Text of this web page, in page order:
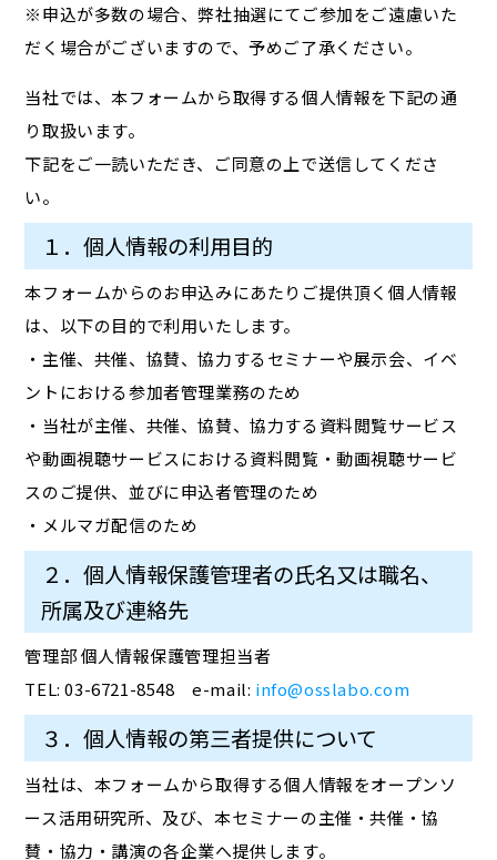
※申込が多数の場合、弊社抽選にてご参加をご遠慮いた
だく場合がございますので、予めご了承ください。
当社では、本フォームから取得する個人情報を下記の通
り取扱います。
下記をご一読いただき、ご同意の上で送信してくださ
い。
１．個人情報の利用目的
本フォームからのお申込みにあたりご提供頂く個人情報
は、以下の目的で利用いたします。
・主催、共催、協賛、協力するセミナーや展示会、イベ
ントにおける参加者管理業務のため
・当社が主催、共催、協賛、協力する資料閲覧サービス
や動画視聴サービスにおける資料閲覧・動画視聴サービ
スのご提供、並びに申込者管理のため
・メルマガ配信のため
２．個人情報保護管理者の氏名又は職名、
所属及び連絡先
管理部 個人情報保護管理担当者
TEL: 03-6721-8548 e-mail: info@osslabo.com
３．個人情報の第三者提供について
当社は、本フォームから取得する個人情報をオープンソ
ース活用研究所、及び、本セミナーの主催・共催・協
賛・協力・講演の各企業へ提供します。